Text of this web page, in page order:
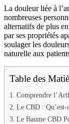
La douleur liée à
nombreuses
alternatifs de plus
par ses propriétés
soulager les
naturelle aux
Table des
Comprendre
Le CBD : Qu’est-
Le Baume CBD